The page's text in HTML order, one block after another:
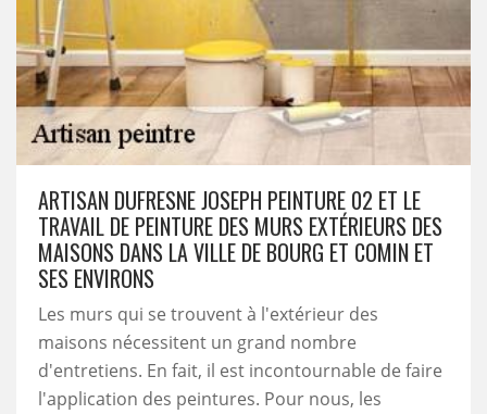
ARTISAN DUFRESNE JOSEPH PEINTURE 02 ET LE
TRAVAIL DE PEINTURE DES MURS EXTÉRIEURS DES
MAISONS DANS LA VILLE DE BOURG ET COMIN ET
SES ENVIRONS
Les murs qui se trouvent à l'extérieur des
maisons nécessitent un grand nombre
d'entretiens. En fait, il est incontournable de faire
l'application des peintures. Pour nous, les